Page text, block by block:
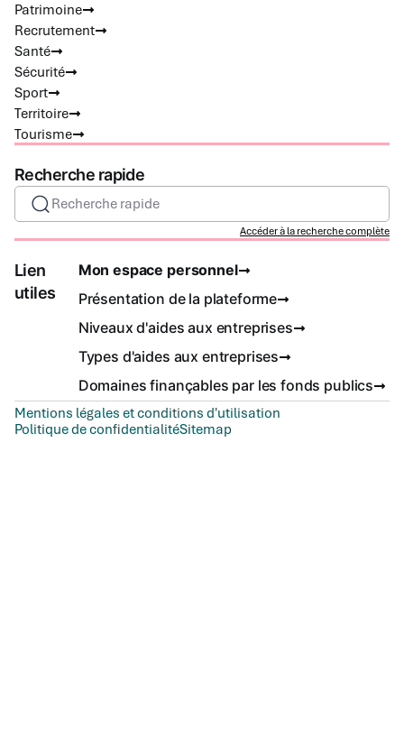
Patrimoine
Recrutement
Santé
Sécurité
Sport
Territoire
Tourisme
Recherche rapide
Recherche rapide
Accéder à la recherche complète
Lien
utiles
Mon espace personnel
Présentation de la plateforme
Niveaux d'aides aux entreprises
Types d'aides aux entreprises
Domaines finançables par les fonds publics
Mentions légales et conditions d'utilisation
Politique de confidentialitéSitemap